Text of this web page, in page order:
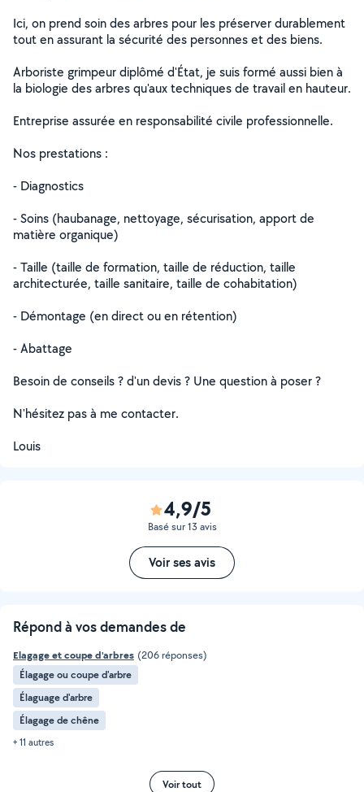
Ici, on prend soin des arbres pour les préserver durablement
tout en assurant la sécurité des personnes et des biens.
Arboriste grimpeur diplômé d'État, je suis formé aussi bien à
la biologie des arbres qu'aux techniques de travail en hauteur.
Entreprise assurée en responsabilité civile professionnelle.
Nos prestations :
- Diagnostics
- Soins (haubanage, nettoyage, sécurisation, apport de
matière organique)
- Taille (taille de formation, taille de réduction, taille
architecturée, taille sanitaire, taille de cohabitation)
- Démontage (en direct ou en rétention)
- Abattage
Besoin de conseils ? d'un devis ? Une question à poser ?
N'hésitez pas à me contacter.
Louis
4,9/5
Basé sur 13 avis
Voir ses avis
Répond à vos demandes de
Elagage et coupe d'arbres (206 réponses)
Élagage ou coupe d'arbre
Élaguage d'arbre
Élagage de chêne
+ 11 autres
Voir tout